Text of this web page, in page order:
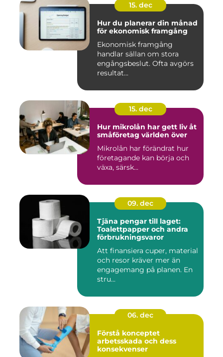
15. dec
Hur du planerar din månad
för ekonomisk framgång
Ekonomisk framgång
handlar sällan om stora
engångsbeslut. Ofta avgörs
resultat...
15. dec
Hur mikrolån har gett liv åt
småföretag världen över
Mikrolån har förändrat hur
företagande kan börja och
växa, särsk...
09. dec
Tjäna pengar till laget:
Toalettpapper och andra
förbrukningsvaror
Att finansiera cuper, material
och resor kräver mer än
engagemang på planen. En
stru...
06. dec
Förstå konceptet
arbetsskada och dess
konsekvenser